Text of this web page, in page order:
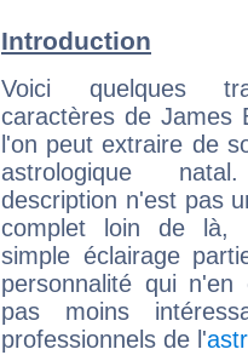
Introduction
Voici quelques
caractères de James
l'on peut extraire de
astrologique
description n'est pas
complet loin de là,
simple éclairage
personnalité qui n'en
pas moins
professionnels de l'